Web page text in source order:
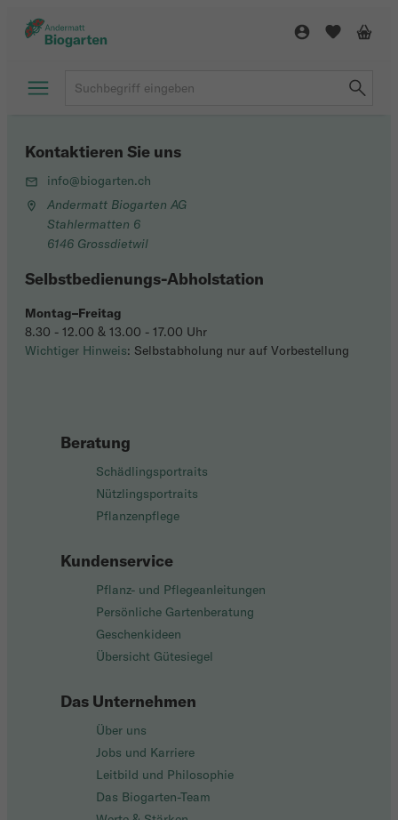
Beratung
Schädlingsportraits
Nützlingsportraits
Pflanzenpflege
Kundenservice
Pflanz- und Pflegeanleitungen
Persönliche Gartenberatung
Geschenkideen
Übersicht Gütesiegel
Das Unternehmen
Über uns
Jobs und Karriere
Leitbild und Philosophie
Das Biogarten-Team
Kontaktieren Sie uns
info@biogarten.ch
Andermatt Biogarten AG
Stahlermatten 6
6146 Grossdietwil
Selbstbedienungs-Abholstation
Montag–Freitag
8.30 - 12.00 & 13.00 - 17.00 Uhr
Wichtiger Hinweis: Selbstabholung nur auf Vorbestellung